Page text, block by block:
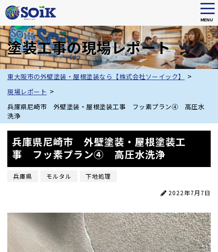
Skip
to
main
content
MENU
塗装工事の現場レポート
東大阪市の外壁塗装・屋根塗装なら【株式会社ソーイック】 >
現場レポート >
兵庫県尼崎市 外壁塗装・屋根塗装工事 フッ素プラン④ 高圧水
洗浄
兵庫県尼崎市 外壁塗装・屋根塗装工
事 フッ素プラン④ 高圧水洗浄
兵庫県 モルタル
下地処理
2022年7月7日